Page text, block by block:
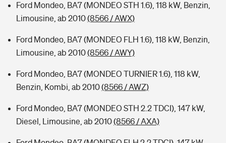
Ford Mondeo, BA7 (MONDEO STH 1.6), 118 kW, Benzin,
Limousine, ab 2010(8566 / AWX)
Ford Mondeo, BA7 (MONDEO FLH 1.6), 118 kW, Benzin,
Limousine, ab 2010(8566 / AWY)
Ford Mondeo, BA7 (MONDEO TURNIER 1.6), 118 kW,
Benzin, Kombi, ab 2010(8566 / AWZ)
Ford Mondeo, BA7 (MONDEO STH 2.2 TDCI), 147 kW,
Diesel, Limousine, ab 2010(8566 / AXA)